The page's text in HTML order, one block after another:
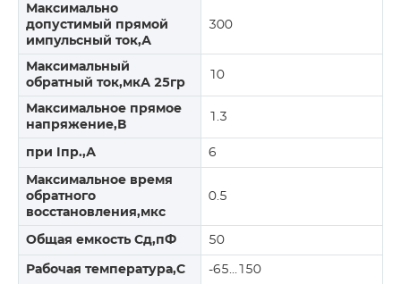
Максимально
допустимый прямой
импульсный ток,А
300
Максимальный
обратный ток,мкА 25гр
10
Максимальное прямое
напряжение,В
1.3
при Iпр.,А 6
Максимальное время
обратного
восстановления,мкс
0.5
Общая емкость Сд,пФ 50
Рабочая температура,С -65…150